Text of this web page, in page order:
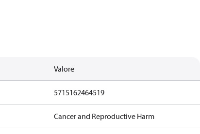
Valore
5715162464519
Cancer and Reproductive Harm